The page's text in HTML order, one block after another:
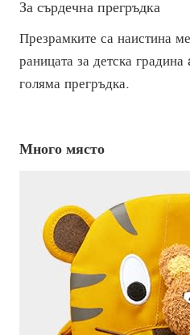
За сърдечна прегръдка
Презрамките са наистина
раницата за детска
голяма прегръдка.
Много място